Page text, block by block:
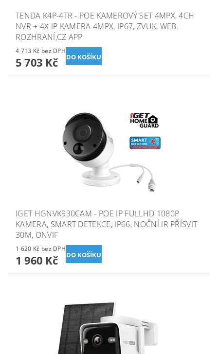
TENDA K4P-4TR - POE KAMEROVÝ SET 4MPX, 4CH
NVR + 4X IP KAMERA 4MPX, IP67, ZVUK, WEB.
ROZHRANÍ,CZ APP
4 713 Kč bez DPH
5 703 Kč
IGET HGNVK930CAM - POE IP FULLHD 1080P
KAMERA, SMART DETEKCE, IP66, NOČNÍ IR PŘÍSVIT
30M, ONVIF
1 620 Kč bez DPH
1 960 Kč